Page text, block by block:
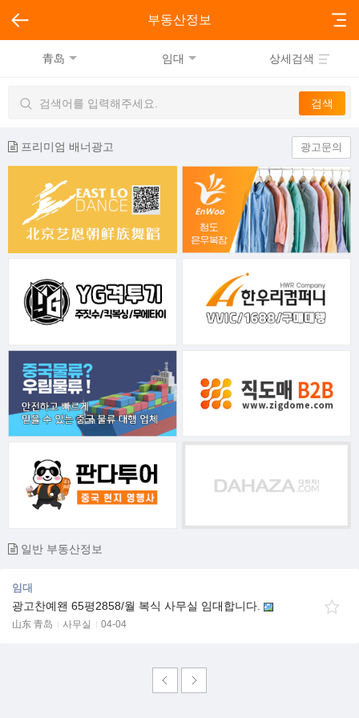
부동산정보
青岛 임대 상세검색
프리미엄 배너광고 광고문의
일반 부동산정보
임대
광고찬예왠 65평2858/월 복식 사무실 임대합니다.
山东 青岛 사무실 04-04